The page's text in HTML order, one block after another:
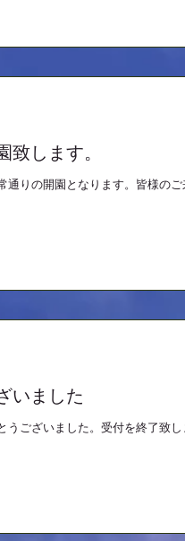
します。
通りの開園となります。皆様の
いました
うございました。受付を終了致